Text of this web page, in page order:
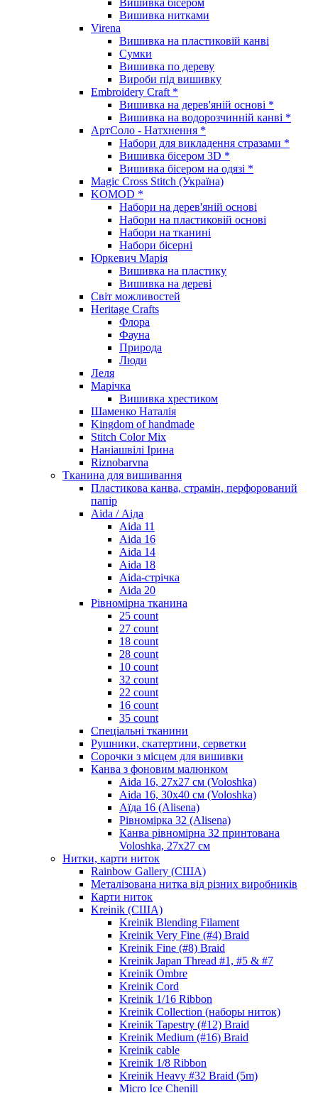
Вишивка нитками
Virena
Вишивка на пластиковій канві
Сумки
Вишивка по дереву
Вироби під вишивку
Embroidery Craft *
Вишивка на дерев'яній основі *
Вишивка на водорозчинній канві *
АртСоло - Натхнення *
Набори для викладення стразами *
Вишивка бісером 3D *
Вишивка бісером на одязі *
Magic Cross Stitch (Україна)
KOMOD *
Набори на дерев'яній основі
Набори на пластиковій основі
Набори на тканині
Набори бісерні
Юркевич Марія
Вишивка на пластику
Вишивка на дереві
Світ можливостей
Heritage Crafts
Флора
Фауна
Природа
Люди
Леля
Марічка
Вишивка хрестиком
Шаменко Наталія
Kingdom of handmade
Stitch Color Mix
Наніашвілі Ірина
Riznobarvna
Тканина для вишивання
Пластикова канва, страмін, перфорований
папір
Aida / Аіда
Aida 11
Aida 16
Aida 14
Aida 18
Aida-стрічка
Aida 20
Рівномірна тканина
25 count
27 count
18 count
28 count
10 count
32 count
22 count
16 count
35 count
Спеціальні тканини
Рушники, скатертини, серветки
Сорочки з місцем для вишивки
Канва з фоновим малюнком
Aida 16, 27х27 см (Voloshka)
Aida 16, 30х40 см (Voloshka)
Аїда 16 (Alisena)
Рівномірка 32 (Alisena)
Канва рівномірна 32 принтована
Voloshka, 27х27 см
Нитки, карти ниток
Rainbow Gallery (США)
Металізована нитка від різних виробників
Карти ниток
Kreinik (США)
Kreinik Blending Filament
Kreinik Very Fine (#4) Braid
Kreinik Fine (#8) Braid
Kreinik Japan Thread #1, #5 & #7
Kreinik Ombre
Kreinik Cord
Kreinik 1/16 Ribbon
Kreinik Collection (наборы ниток)
Kreinik Tapestry (#12) Braid
Kreinik Medium (#16) Braid
Kreinik cable
Kreinik 1/8 Ribbon
Kreinik Heavy #32 Braid (5m)
Micro Ice Chenill